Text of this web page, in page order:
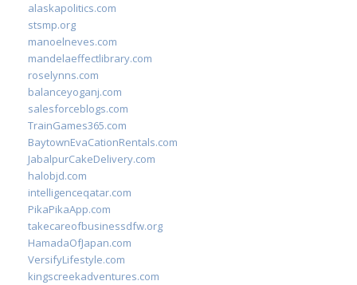
alaskapolitics.com
stsmp.org
manoelneves.com
mandelaeffectlibrary.com
roselynns.com
balanceyoganj.com
salesforceblogs.com
TrainGames365.com
BaytownEvaCationRentals.com
JabalpurCakeDelivery.com
halobjd.com
intelligenceqatar.com
PikaPikaApp.com
takecareofbusinessdfw.org
HamadaOfJapan.com
VersifyLifestyle.com
kingscreekadventures.com